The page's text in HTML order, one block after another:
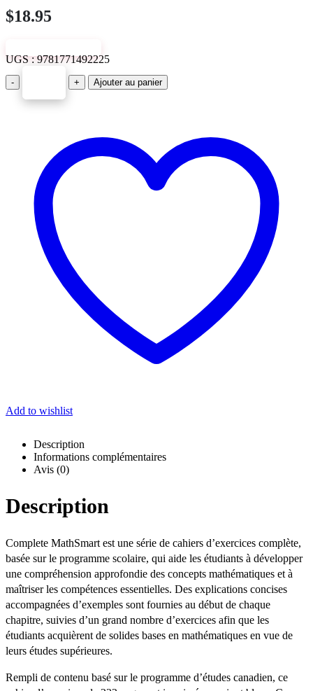
$18.95
UGS :9781771492225
- + Ajouter au panier
Add to wishlist
Description
Informations complémentaires
Avis (0)
Description
Complete MathSmart est une série de cahiers d’exercices complète,
basée sur le programme scolaire, qui aide les étudiants à développer
une compréhension approfondie des concepts mathématiques et à
maîtriser les compétences essentielles. Des explications concises
accompagnées d’exemples sont fournies au début de chaque
chapitre, suivies d’un grand nombre d’exercices afin que les
étudiants acquièrent de solides bases en mathématiques en vue de
leurs études supérieures.
Rempli de contenu basé sur le programme d’études canadien, ce